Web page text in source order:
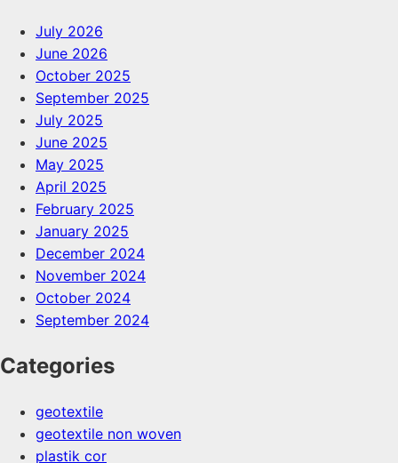
July 2026
June 2026
October 2025
September 2025
July 2025
June 2025
May 2025
April 2025
February 2025
January 2025
December 2024
November 2024
October 2024
September 2024
Categories
geotextile
geotextile non woven
plastik cor